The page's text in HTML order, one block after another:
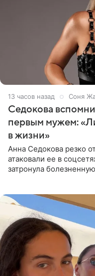
13 часов назад Соня
Седокова
первым мужем:
в жизни»
Анна Седокова резко
атаковали ее в
затронула